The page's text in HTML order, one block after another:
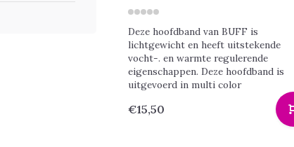
Deze hoofdband van BUFF is
lichtgewicht en heeft uitstekende
vocht-. en warmte regulerende
eigenschappen. Deze hoofdband is
uitgevoerd in multi color
€15,50